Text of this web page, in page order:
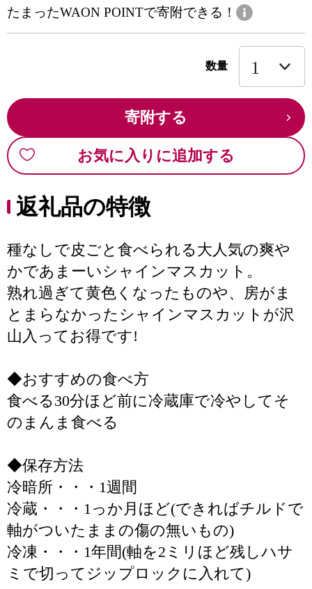
たまったWAON POINTで寄附できる！
数量
寄附する
お気に入りに追加する
返礼品の特徴
種なしで皮ごと食べられる大人気の爽や
かであまーいシャインマスカット。
熟れ過ぎて黄色くなったものや、房がま
とまらなかったシャインマスカットが沢
山入ってお得です!
◆おすすめの食べ方
食べる30分ほど前に冷蔵庫で冷やしてそ
のまんま食べる
◆保存方法
冷暗所・・・1週間
冷蔵・・・1っか月ほど(できればチルドで
軸がついたままの傷の無いもの)
冷凍・・・1年間(軸を2ミリほど残しハサ
ミで切ってジップロックに入れて)